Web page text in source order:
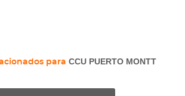
para CCU PUERTO MONTT